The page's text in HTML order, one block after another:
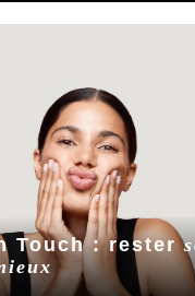
Touch : rester